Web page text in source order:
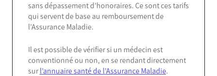
sans dépassement d’honoraires. Ce sont ces tarifs
qui servent de base au remboursement de
l’Assurance Maladie.
Il est possible de vérifier si un médecin est
conventionné ou non, en se rendant directement
surl’annuaire santé de l’Assurance Maladie.